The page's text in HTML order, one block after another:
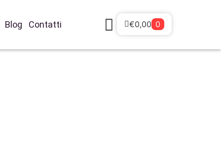
Blog Contatti €0,00 0